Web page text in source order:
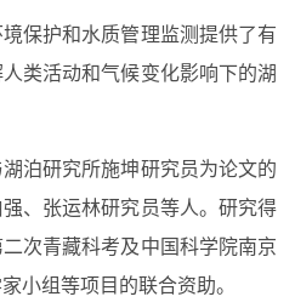
保护和水质管理监测提供了有
类活动和气候变化影响下的湖
泊研究所施坤研究员为论文的
、张运林研究员等人。研究得
次青藏科考及中国科学院南京
小组等项目的联合资助。